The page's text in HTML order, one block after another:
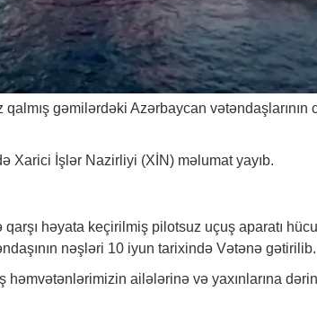
gəmilərdəki Azərbaycan vətəndaşlarının
Xarici İşlər Nazirliyi (XİN) məlumat yayıb.
həyata keçirilmiş pilotsuz uçuş aparatı
nəşləri 10 iyun tarixində Vətənə gətirilib.
ailələrinə və yaxınlarına dərin